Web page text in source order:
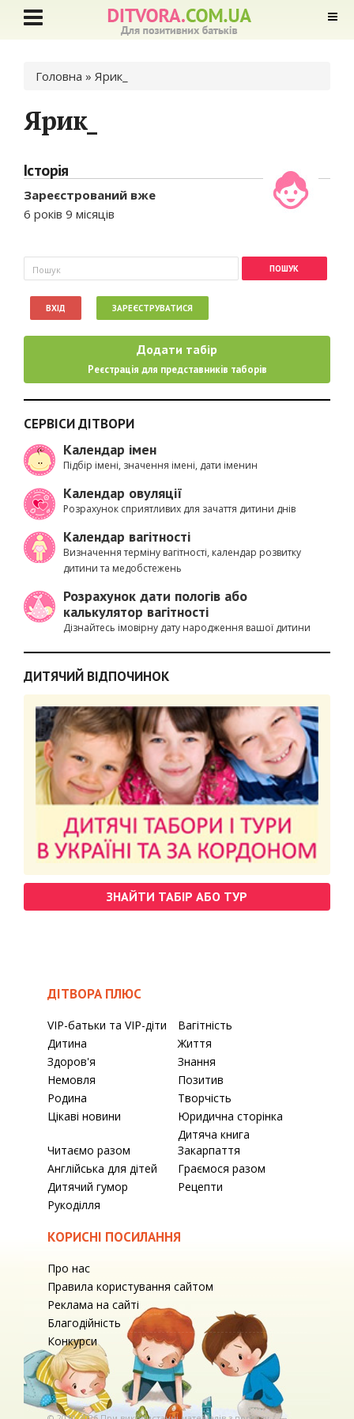
Ви є тут
Головна » Ярик_
Ярик_
Історія
Зареєстрований вже
6 років 9 місяців
Пошукова форма
Пошук
ВХІД ЗАРЕЄСТРУВАТИСЯ
Додати табір
Реєстрація для представників таборів
СЕРВІСИ ДІТВОРИ
Календар імен
Підбір імені, значення імені, дати іменин
Календар овуляції
Розрахунок сприятливих для зачаття дитини днів
Календар вагітності
Визначення терміну вагітності, календар розвитку
дитини та медобстежень
Розрахунок дати пологів або
калькулятор вагітності
Дізнайтесь імовірну дату народження вашої дитини
ДИТЯЧИЙ ВІДПОЧИНОК
ЗНАЙТИ ТАБІР АБО ТУР
ДІТВОРА ПЛЮС
VIP-батьки та VIP-діти
Вагітність
Дитина
Життя
Здоров'я
Знання
Немовля
Позитив
Родина
Творчість
Цікаві новини
Юридична сторінка
Читаємо разом
Дитяча книга
Закарпаття
Англійська для дітей
Граємося разом
Дитячий гумор
Рецепти
Рукоділля
КОРИСНІ ПОСИЛАННЯ
Про нас
Правила користування сайтом
Реклама на сайті
Благодійність
Конкурси